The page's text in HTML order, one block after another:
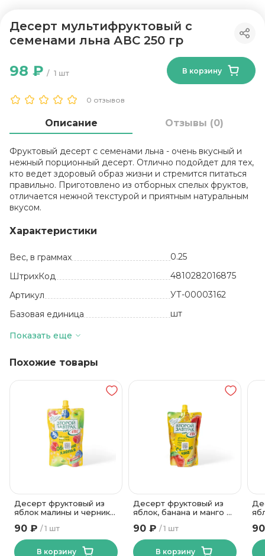
Десерт мультифруктовый с
семенами льна АВС 250 гр
0 отзывов
1 шт
98 ₽ В корзину
Описание Отзывы (0)
Фруктовый десерт с семенами льна - очень вкусный и
нежный порционный десерт. Отлично подойдет для тех,
кто ведет здоровый образ жизни и стремится питаться
правильно. Приготовлено из отборных спелых фруктов,
отличается нежной текстурой и приятным натуральным
вкусом.
Характеристики
Вес, в граммах
0.25
ШтрихКод
4810282016875
Артикул
УТ-00003162
Базовая единица
шт
Производитель
Состав
малины.
Срок годности
24 месяца
Температура хранения
от 0 до +25
ОДО фирма АВС
Фруктовое пюре
Показать еще
Похожие товары
Десерт фруктовый из
яблок малины и черники
200гр ТМ АВС Дой-Пак
1 шт
90 ₽
В корзину
Десерт фруктовый из
яблок, банана и манго с
куркумой ТМ АВС 200г
Дой-Пак
1 шт
90 ₽
В корзину